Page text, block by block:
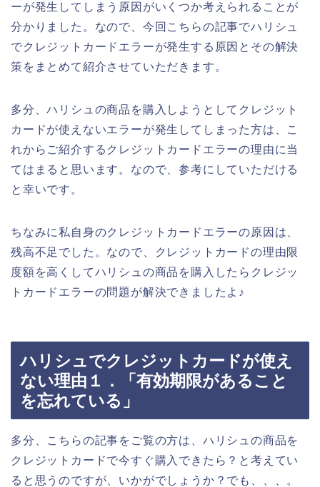
ーが発生してしまう原因がいくつか考えられることが
分かりました。なので、今回こちらの記事でハリシュ
でクレジットカードエラーが発生する原因とその解決
策をまとめて紹介させていただきます。
多分、ハリシュの商品を購入しようとしてクレジット
カードが使えないエラーが発生してしまった方は、こ
れからご紹介するクレジットカードエラーの理由に当
てはまると思います。なので、参考にしていただける
と幸いです。
ちなみに私自身のクレジットカードエラーの原因は、
残高不足でした。なので、クレジットカードの理由限
度額を高くしてハリシュの商品を購入したらクレジッ
トカードエラーの問題が解決できましたよ♪
ハリシュでクレジットカードが使え
ない理由１．「有効期限があること
を忘れている」
多分、こちらの記事をご覧の方は、ハリシュの商品を
クレジットカードで今すぐ購入できたら？と考えてい
ると思うのですが、いかがでしょうか？でも、、、。